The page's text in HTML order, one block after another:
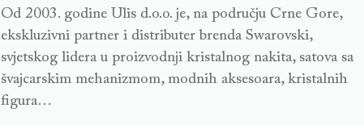
Od 2003. godine Ulis d.o.o. je, na području Crne Gore,
ekskluzivni partner i distributer brenda Swarovski,
svjetskog lidera u proizvodnji kristalnog nakita, satova sa
švajcarskim mehanizmom, modnih aksesoara, kristalnih
figura…